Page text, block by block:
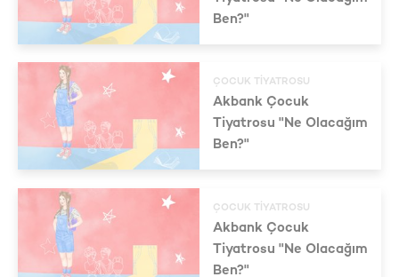
Ben?"
ÇOCUK TIYATROSU
Akbank Çocuk
Tiyatrosu "Ne Olacağım
Ben?"
ÇOCUK TIYATROSU
Akbank Çocuk
Tiyatrosu "Ne Olacağım
Ben?"